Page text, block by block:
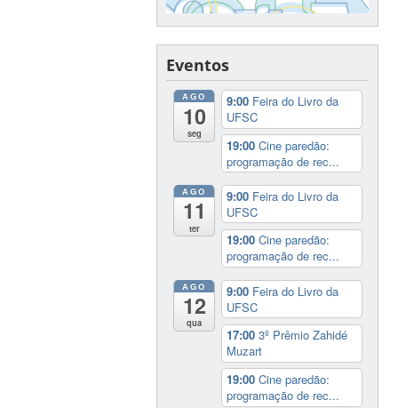
Eventos
AGO
10
seg
9:00 Feira do Livro da
UFSC
19:00Cine paredão:
programação de rec...
AGO
11
ter
9:00 Feira do Livro da
UFSC
19:00Cine paredão:
programação de rec...
AGO
12
qua
9:00 Feira do Livro da
UFSC
17:003º Prêmio Zahidé
Muzart
19:00Cine paredão:
programação de rec...